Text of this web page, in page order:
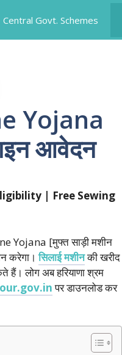
Central Govt. Schemes
Yojana
आवेदन
| Free Sewing
Yojana [मुफ्त साड़ी मशीन
करेगा।सिलाई मशीनकी खरीद
हैं। लोग अब हरियाणा श्रम
पर डाउनलोड कर